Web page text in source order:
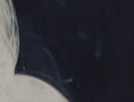
Artikelnummer:
Cotton Bacon Prime 10g
Kategorie:Selbstwickelzubehör